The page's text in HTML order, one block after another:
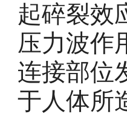
起碎裂效
压力波作
连接部位
于人体所